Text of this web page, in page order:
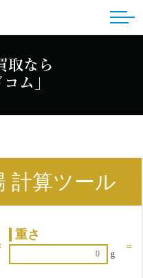
取なら
ム」
計算ツール
重さ
g
=